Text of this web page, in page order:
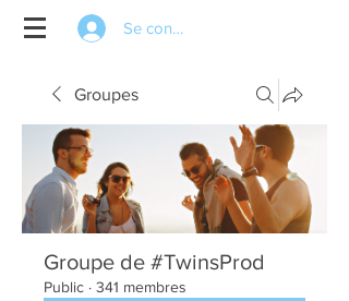
Se connecter
Groupes
Groupe de #TwinsProd
Public · 341 membres